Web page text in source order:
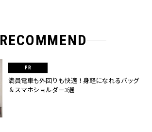
RECOMMEND
満員電車も外回りも快適！身軽になれるバッグ
＆スマホショルダー3選